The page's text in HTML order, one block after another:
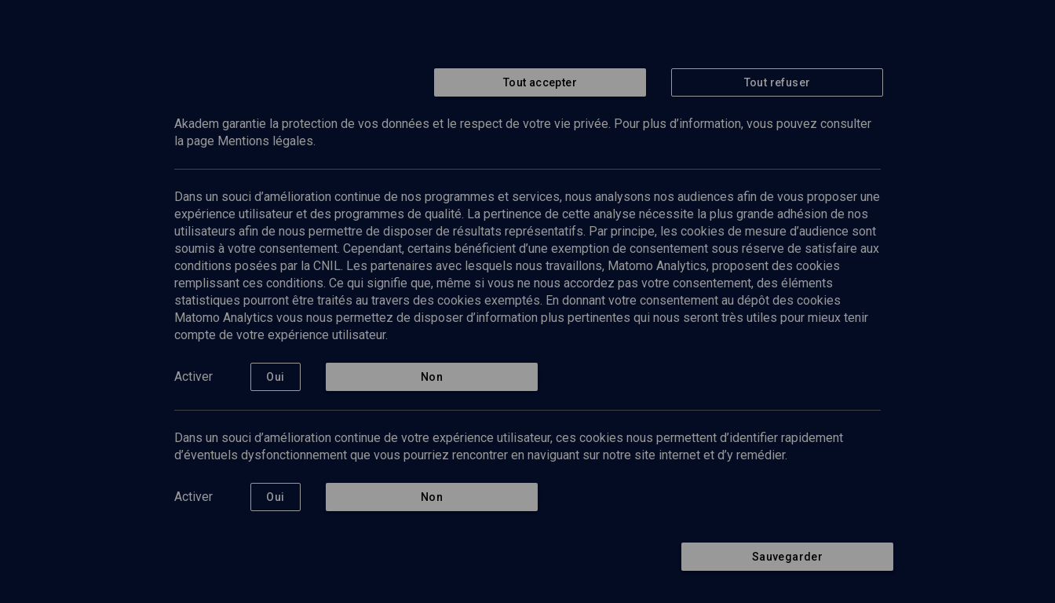
Abonnez-vous à notre newsletter
Envoyer
Nos Chaines
Culture
Limoud
Université
Podcast
Politique de protection des données
personnelles
Mentions légales
Contact
Tout accepter Tout refuser
Akadem garantie la protection de vos données et le respect de votre vie privée. Pour plus d’information, vous pouvez consulter
la page Mentions légales.
Dans un souci d’amélioration continue de nos programmes et services, nous analysons nos audiences afin de vous proposer une
expérience utilisateur et des programmes de qualité. La pertinence de cette analyse nécessite la plus grande adhésion de nos
utilisateurs afin de nous permettre de disposer de résultats représentatifs. Par principe, les cookies de mesure d’audience sont
soumis à votre consentement. Cependant, certains bénéficient d’une exemption de consentement sous réserve de satisfaire aux
conditions posées par la CNIL. Les partenaires avec lesquels nous travaillons, Matomo Analytics, proposent des cookies
remplissant ces conditions. Ce qui signifie que, même si vous ne nous accordez pas votre consentement, des éléments
statistiques pourront être traités au travers des cookies exemptés. En donnant votre consentement au dépôt des cookies
Matomo Analytics vous nous permettez de disposer d’information plus pertinentes qui nous seront très utiles pour mieux tenir
compte de votre expérience utilisateur.
Activer Oui Non
Dans un souci d’amélioration continue de votre expérience utilisateur, ces cookies nous permettent d’identifier rapidement
d’éventuels dysfonctionnement que vous pourriez rencontrer en naviguant sur notre site internet et d’y remédier.
Activer Oui Non
Sauvegarder